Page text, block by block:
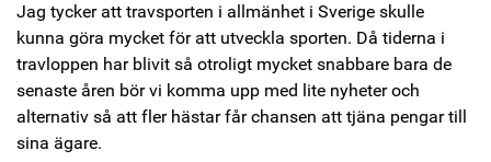
Jag tycker att travsporten i allmänhet i Sverige skulle
kunna göra mycket för att utveckla sporten. Då tiderna i
travloppen har blivit så otroligt mycket snabbare bara de
senaste åren bör vi komma upp med lite nyheter och
alternativ så att fler hästar får chansen att tjäna pengar till
sina ägare.